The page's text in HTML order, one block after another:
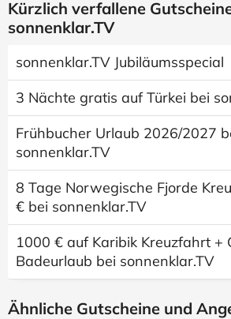
Kürzlich verfallene
sonnenklar.TV
sonnenklar.TV Jubiläumsspecial
3 Nächte gratis auf Türkei bei
Frühbucher Urlaub 2026/2027
sonnenklar.TV
8 Tage Norwegische Fjorde
€ bei sonnenklar.TV
1000 € auf Karibik Kreuzfahrt +
Badeurlaub bei sonnenklar.TV
Ähnliche Gutscheine und